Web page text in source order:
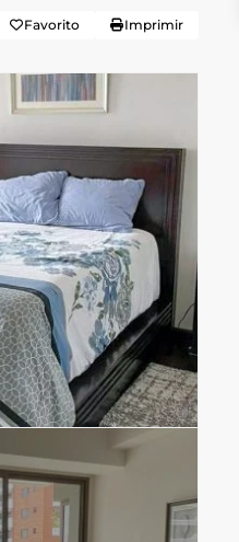
Favorito Imprimir